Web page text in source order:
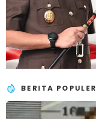
BERITA POPULER